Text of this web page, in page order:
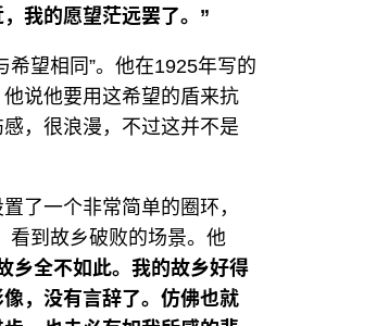
我的愿望茫远罢了。”
望相同”。他在1925年写的
说他要用这希望的盾来抗
，很浪漫，不过这并不是
了一个非常简单的圈环，
看到故乡破败的场景。他
乡全不如此。我的故乡好得
，没有言辞了。仿佛也就